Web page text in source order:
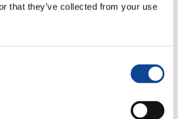
that they’ve collected from your use
partenariati non